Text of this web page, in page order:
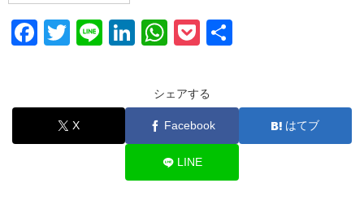
F
e
b
T
er
Li
Li
e
dI
W
at
s
A
p
p
P
ck
et
シェアする
X Facebook はてブ
LINE